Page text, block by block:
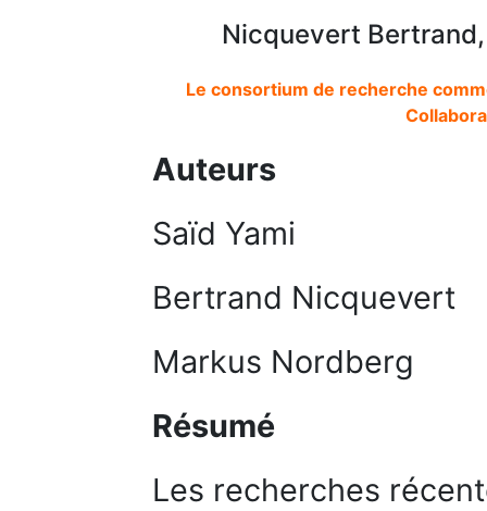
Nicquevert
Le consortium de recherche
Auteurs
Saïd Yami
Bertrand Nicquevert
Markus Nordberg
Résumé
Les recherches